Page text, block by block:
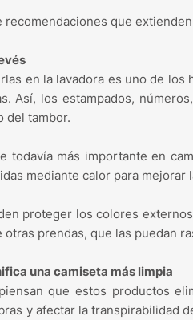
que
en la lavadora es uno de
Así, los estampados,
del tambor.
todavía más importante en
mediante calor para mejorar
proteger los colores
prendas, que las puedan
una camiseta más limpia
que estos productos
y afectar la transpirabilidad